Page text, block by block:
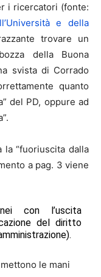
i ricercatori (fonte:
e della
trovare un
della Buona
svista di Corrado
quanto
del PD, oppure ad
la “fuoriuscita dalla
a pag. 3 viene
con l’uscita
del diritto
le mani